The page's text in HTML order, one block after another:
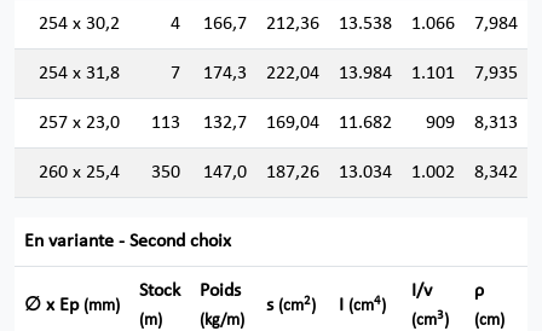
254 x 30,2 4 166,7 212,36 13.538 1.066 7,984
254 x 31,8 7 174,3 222,04 13.984 1.101 7,935
257 x 23,0 113 132,7 169,04 11.682 909 8,313
260 x 25,4 350 147,0 187,26 13.034 1.002 8,342
En variante - Second choix
∅ x Ep (mm)
Stock
(m)
Poids
(kg/m)
s (cm2) I (cm4)
I/v
(cm3)
ρ
(cm)